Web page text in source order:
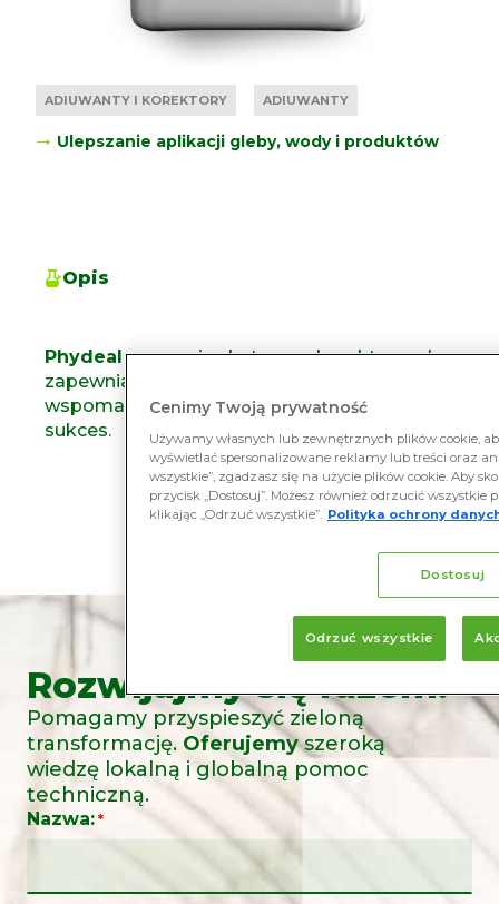
ADIUWANTY I KOREKTORY ADIUWANTY
Ulepszanie aplikacji gleby, wody i produktów
Opis
Phydeal zapewnia skuteczną korektę wody,
zapewniając jednocześnie funkcje
wspomagające podstawy dla herbicydów
sukces.
Rozwijajmy się razem.
Pomagamy przyspieszyć zieloną
transformację. Oferujemyszeroką
wiedzę lokalną i globalną pomoc
techniczną.
Nazwa: *
Cenimy Twoją prywatność
Używamy własnych lub zewnętrznych plików cookie,
wyświetlać spersonalizowane reklamy lub treści oraz
wszystkie”, zgadzasz się na użycie plików cookie. Aby
przycisk „Dostosuj”. Możesz również odrzucić
klikając „Odrzuć wszystkie”. Polityka ochrony
Dostosuj
Odrzuć wszystkie